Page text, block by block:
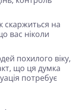
скаржиться на
вас ніколи
похилого віку,
що ця думка
потребує